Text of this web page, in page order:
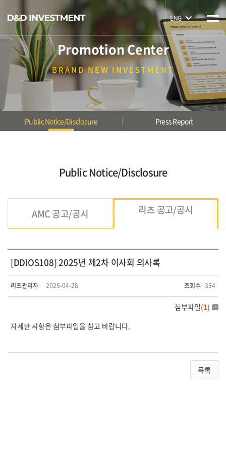
ENG
Promotion Center
BRANDNEW INVESTMENT
Public Notice/Disclosure Press Report
Public Notice/Disclosure
AMC 공고/공시 리츠 공고/공시
[DDIOS108] 2025년 제2차 이사회 의사록
리츠관리자 2025-04-28 조회수 354
첨부파일(1)
자세한 사항은 첨부파일을 참고 바랍니다.
목록